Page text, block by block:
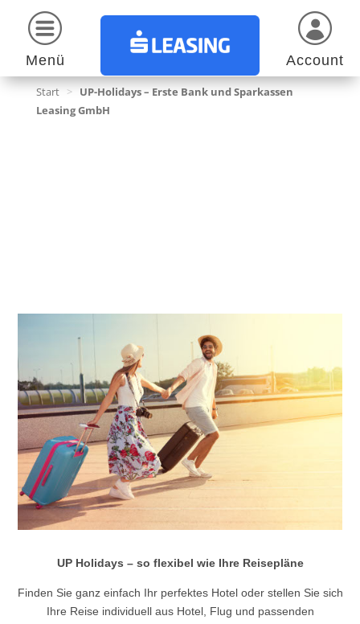
Menü Account
Start > UP-Holidays – Erste Bank und Sparkassen
Leasing GmbH
UP Holidays – so flexibel wie Ihre Reisepläne
Finden Sie ganz einfach Ihr perfektes Hotel oder stellen Sie sich
Ihre Reise individuell aus Hotel, Flug und passenden